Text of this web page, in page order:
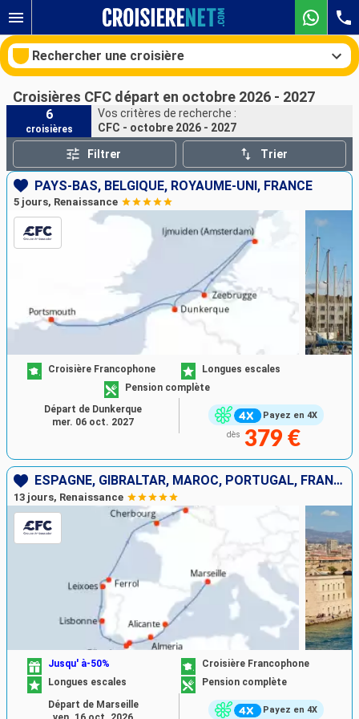
Rechercher une croisière
Nos destinations
Mois de départ
Ports Compagnies
Rechercher
Croisières CFC départ en octobre 2026 - 2027
6
croisières
Vos critères de recherche :
CFC - octobre 2026 - 2027
Filtrer Trier
PAYS-BAS, BELGIQUE, ROYAUME-UNI, FRANCE
5 jours, Renaissance
Payez en 4X
Croisière Francophone
Longues escales
Pension complète
dès 379 €
Départ de Dunkerque
mer. 06 oct. 2027
ESPAGNE, GIBRALTAR, MAROC, PORTUGAL, FRANCE
13 jours, Renaissance
Payez en 4X
Jusqu' à-50%
Croisière Francophone
Longues escales
Pension complète
Départ de Marseille